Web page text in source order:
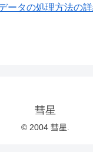
ータの処理方法の
彗星
© 2004 彗星.